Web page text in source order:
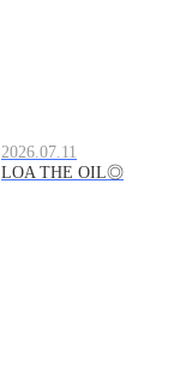
2026.07.11
LOA THE OIL◎